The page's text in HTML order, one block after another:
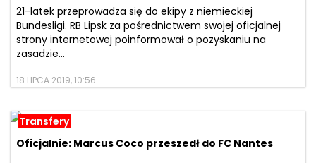
21-latek przeprowadza się do ekipy z niemieckiej
Bundesligi. RB Lipsk za pośrednictwem swojej oficjalnej
strony internetowej poinformował o pozyskaniu na
zasadzie...
18 LIPCA 2019, 10:56
Transfery
Oficjalnie: Marcus Coco przeszedł do FC Nantes